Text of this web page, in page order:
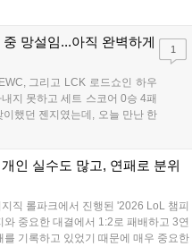
승리를 꿰찼다. DN 수퍼스는
망설임...아직 완벽하게
그리고 LCK 로드쇼인 하우
지 못하고 세트 스코어 0승 4패
했던 젠지였는데, 오늘 만난 한
만에 승리의 달콤함을 맛봤다.
분위...
1
인 실수도 많고, 연패로 분위
직 롤파크에서 진행된 '2026 LoL 챔피
중요한 대결에서 1:2로 패배하고 3연
기록하고 있었기 때문에 매우 중요한